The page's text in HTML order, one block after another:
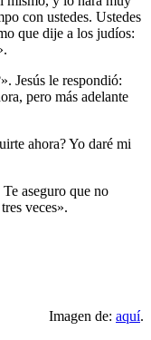
con ustedes. Ustedes
que dije a los judíos:
Jesús le respondió:
pero más adelante
ahora? Yo daré mi
aseguro que no
veces».
Imagen de: aquí.